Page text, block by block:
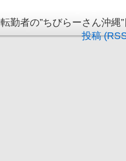
転勤者の”ちびらーさん沖
投稿